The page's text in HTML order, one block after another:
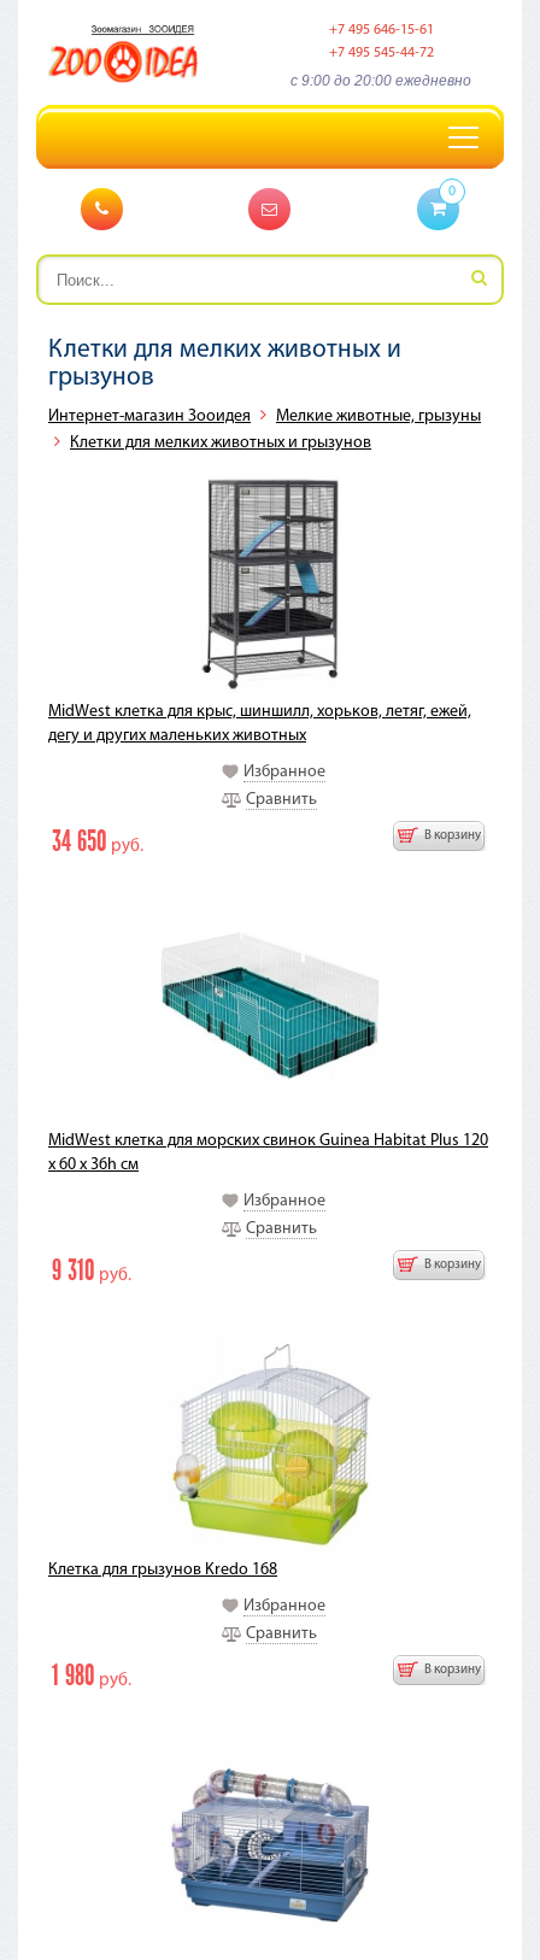
+7 495 646-15-61
+7 495 545-44-72
c 9:00 до 20:00 ежедневно
Toggle
navigation
0
Клетки для мелких животных и
грызунов
Интернет-магазин Зооидея
Мелкие животные, грызуны
Клетки для мелких животных и грызунов
MidWest клетка для крыс, шиншилл, хорьков, летяг, ежей,
дегу и других маленьких животных
Избранное
Сравнить
В корзину
34 650 руб.
MidWest клетка для морских свинок Guinea Habitat Plus 120
х 60 х 36h см
Избранное
Сравнить
В корзину
9 310 руб.
Клетка для грызунов Kredo 168
Избранное
Сравнить
В корзину
1 980 руб.